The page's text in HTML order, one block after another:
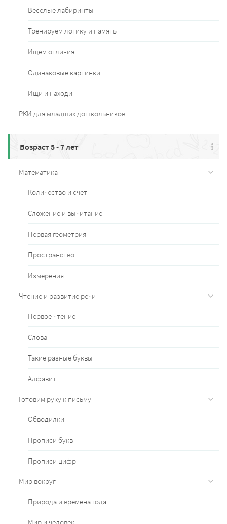
Весёлые лабиринты
Тренируем логику и память
Ищем отличия
Одинаковые картинки
Ищи и находи
РКИ для младших дошкольников
Возраст 5 - 7 лет
Математика
Количество и счет
Сложение и вычитание
Первая геометрия
Пространство
Измерения
Чтение и развитие речи
Первое чтение
Слова
Такие разные буквы
Алфавит
Готовим руку к письму
Обводилки
Прописи букв
Прописи цифр
Мир вокруг
Природа и времена года